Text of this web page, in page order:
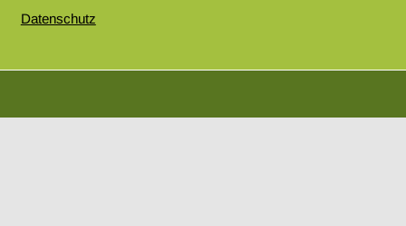
Datenschutz